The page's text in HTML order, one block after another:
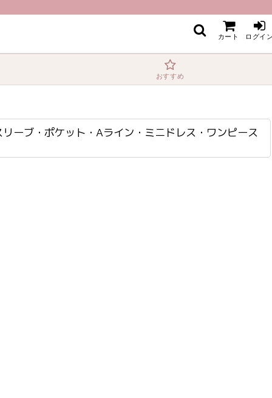
カート ログイ
おすすめ
ン・ミニドレス・ワンピース[送料無料]
ーブ・ポケット・Aライン・ミニドレス・ワンピース